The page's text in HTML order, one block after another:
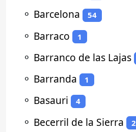
⚬ Barcelona 54
⚬ Barraco 1
⚬ Barranco de las Lajas
⚬ Barranda 1
⚬ Basauri 4
⚬ Becerril de la Sierra 2